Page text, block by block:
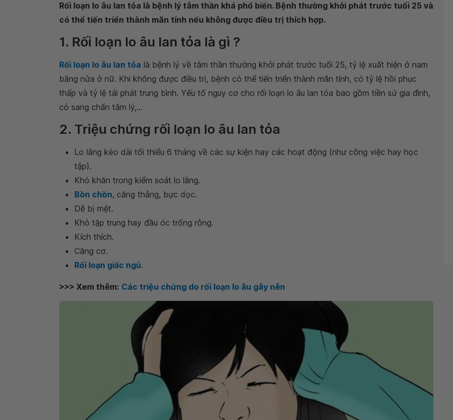
Rối loạn lo âu lan tỏa là bệnh lý tâm thần khá phổ biến. Bệnh thường khởi phát trước tuổi 25 và
có thể tiến triển thành mãn tính nếu không được điều trị thích hợp.
1. Rối loạn lo âu lan tỏa là gì ?
Rối loạn lo âu lan tỏa là bệnh lý về tâm thần thường khởi phát trước tuổi 25, tỷ lệ xuất hiện ở nam
bằng nửa ở nữ. Khi không được điều trị, bệnh có thể tiến triển thành mãn tính, có tỷ lệ hồi phục
thấp và tỷ lệ tái phát trung bình. Yếu tố nguy cơ cho rối loạn lo âu lan tỏa bao gồm tiền sử gia đình,
có sang chấn tâm lý,...
2. Triệu chứng rối loạn lo âu lan tỏa
Lo lắng kéo dài tối thiểu 6 tháng về các sự kiện hay các hoạt động (như công việc hay học
tập).
Khó khăn trong kiểm soát lo lắng.
Bồn chồn, căng thẳng, bực dọc.
Dễ bị mệt.
Khó tập trung hay đầu óc trống rỗng.
Kích thích.
Căng cơ.
Rối loạn giấc ngủ.
>>> Xem thêm: Các triệu chứng do rối loạn lo âu gây nên